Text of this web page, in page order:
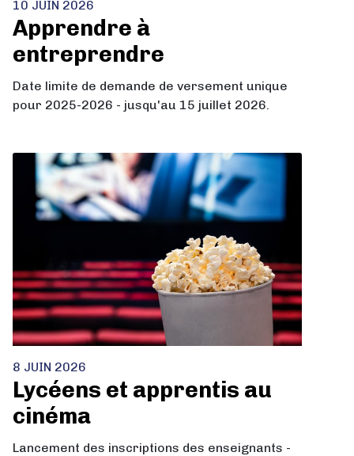
10 JUIN 2026
Apprendre à
entreprendre
Date limite de demande de versement unique
pour 2025-2026 - jusqu'au 15 juillet 2026.
8 JUIN 2026
Lycéens et apprentis au
cinéma
Lancement des inscriptions des enseignants -